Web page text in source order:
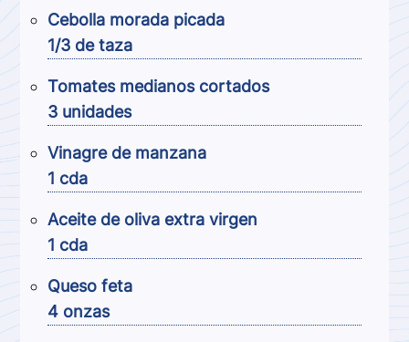
Cebolla morada picada
1/3 de taza
Tomates medianos cortados
3 unidades
Vinagre de manzana
1 cda
Aceite de oliva extra virgen
1 cda
Queso feta
4 onzas